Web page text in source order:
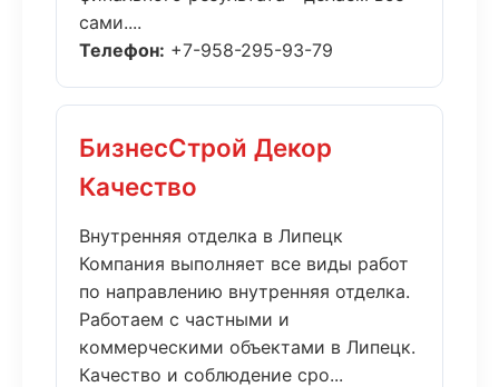
сами....
Телефон: +7-958-295-93-79
БизнесСтрой Декор
Качество
Внутренняя отделка в Липецк
Компания выполняет все виды работ
по направлению внутренняя отделка.
Работаем с частными и
коммерческими объектами в Липецк.
Качество и соблюдение сро...